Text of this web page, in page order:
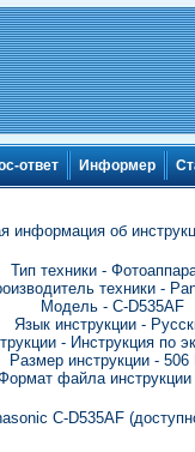
ответ Информер
информация об
Тип техники -
техники -
Модель - C-D535AF
Язык инструкции -
- Инструкция по
Размер инструкции - 506
файла инструкции
C-D535AF